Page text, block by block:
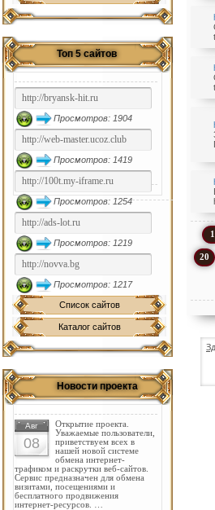
Топ 5 сайтов
Просмотров: 1904
Просмотров: 1419
Просмотров: 1254
Просмотров: 1219
Просмотров: 1217
Список сайтов
Каталог сайтов
Новости проекта
Авг
08
Открытие проекта.
Уважаемые пользователи,
приветствуем всех в
нашей новой системе
обмена интернет-
трафиком и раскрутки веб-сайтов.
Сервис предназначен для обмена
визитами, посещениями и
бесплатного продвижения
интернет-ресурсов. …
1
20